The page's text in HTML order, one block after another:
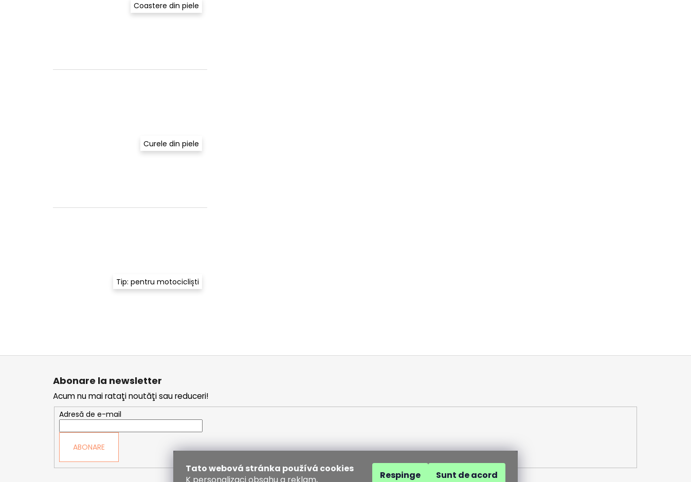
Tato webová stránka používá cookies
Respinge Sunt de acord
Coastere din piele
Curele din piele
Tip: pentru motocicliști
Abonare la newsletter
Acum nu mai rataţi noutăţi sau reduceri!
Adresă de e-mail
ABONARE